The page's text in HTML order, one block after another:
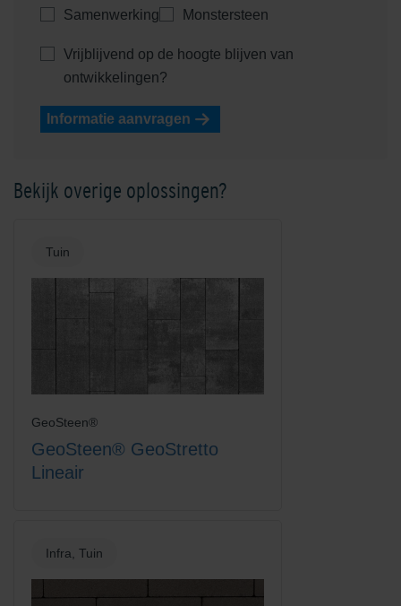
Samenwerking
Monstersteen
Vrijblijvend op de hoogte blijven van
ontwikkelingen?
Informatie aanvragen
Bekijk overige oplossingen?
Tuin
GeoSteen®
GeoSteen® GeoStretto
Lineair
Infra, Tuin